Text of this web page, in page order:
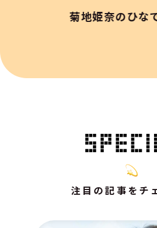
菊地姫奈のひな
注目の記事をチ